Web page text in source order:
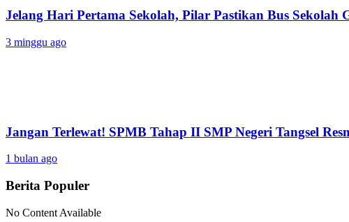
Jelang Hari Pertama Sekolah, Pilar Pastikan Bus Sekolah
3 minggu ago
Jangan Terlewat! SPMB Tahap II SMP Negeri Tangsel
1 bulan ago
Berita Populer
No Content Available